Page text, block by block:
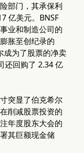
部门，其承保利
亿美元。BNSF
业和制造公司的
胀至创纪录的
成为了股票的净卖
还回购了 2.34 亿
突显了伯克希尔
削减股票投资的
年度股东大会的
其巨额现金储